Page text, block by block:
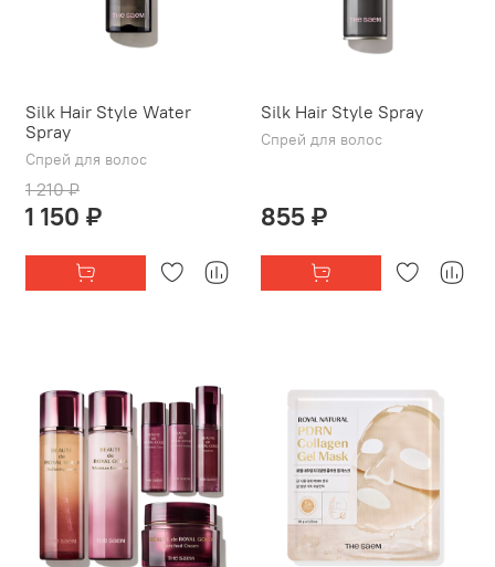
Silk Hair Style Water
Spray
Спрей для волос
1 210 ₽
1 150 ₽
Silk Hair Style Spray
Спрей для волос
855 ₽